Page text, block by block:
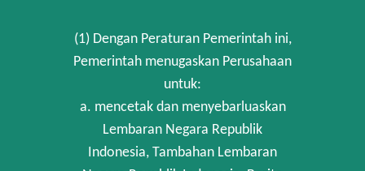
(1) Dengan Peraturan Pemerintah ini,
Pemerintah menugaskan Perusahaan
untuk:
a. mencetak dan menyebarluaskan
Lembaran Negara Republik
Indonesia, Tambahan Lembaran